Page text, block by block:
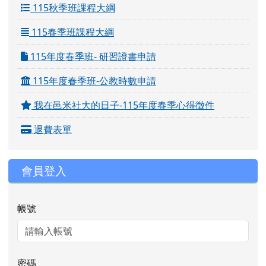
115秋季班課程大綱
115春季班課程大綱
115年度春季班- 研習證書申請
115年度春季班-公教時數申請
我在邑米社大的日子-115年度春季心得徵件
退費表單
會員登入
帳號
密碼